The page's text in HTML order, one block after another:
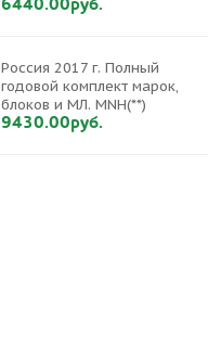
Россия 2017 г. Полный
годовой комплект марок,
блоков и МЛ. MNH(**)
9430.00руб.